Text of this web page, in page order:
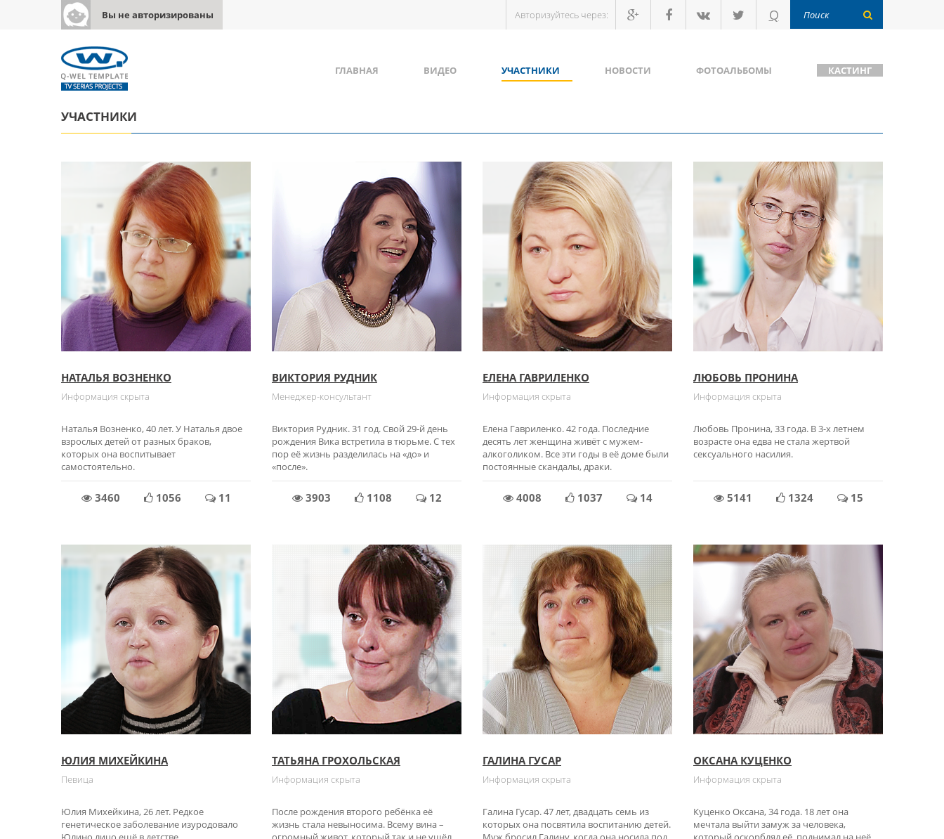
Вы не авторизированы Авторизуйтесь через: Q
ГЛАВНАЯ ВИДЕО УЧАСТНИКИ НОВОСТИ ФОТОАЛЬБОМЫ КАСТИНГ
УЧАСТНИКИ
НАТАЛЬЯ ВОЗНЕНКО
Информация скрыта
Наталья Возненко, 40 лет. У Наталья двое
взрослых детей от разных браков,
которых она воспитывает
самостоятельно.
3460 1056 11
ВИКТОРИЯ РУДНИК
Менеджер-консультант
Виктория Рудник. 31 год. Свой 29-й день
рождения Вика встретила в тюрьме. С тех
пор её жизнь разделилась на «до» и
«после».
3903 1108 12
ЕЛЕНА ГАВРИЛЕНКО
Информация скрыта
Елена Гавриленко. 42 года. Последние
десять лет женщина живёт с мужем-
алкоголиком. Все эти годы в её доме были
постоянные скандалы, драки.
4008 1037 14
ЛЮБОВЬ ПРОНИНА
Информация скрыта
Любовь Пронина, 33 года. В 3-х летнем
возрасте она едва не стала жертвой
сексуального насилия.
5141 1324 15
ЮЛИЯ МИХЕЙКИНА
Певица
Юлия Михейкина, 26 лет. Редкое
генетическое заболевание изуродовало
ТАТЬЯНА ГРОХОЛЬСКАЯ
Информация скрыта
После рождения второго ребёнка её
жизнь стала невыносима. Всему вина –
ГАЛИНА ГУСАР
Информация скрыта
Галина Гусар. 47 лет, двадцать семь из
которых она посвятила воспитанию детей.
ОКСАНА КУЦЕНКО
Информация скрыта
Куценко Оксана, 34 года. 18 лет она
мечтала выйти замуж за человека,